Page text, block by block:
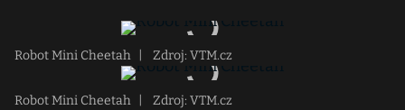
Robot Mini Cheetah Zdroj: VTM.cz
Robot Mini Cheetah Zdroj: VTM.cz